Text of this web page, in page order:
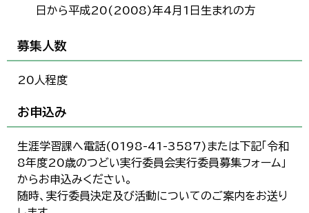
日から平成20(2008)年4月1日生まれの方
募集人数
20人程度
お申込み
生涯学習課へ電話(0198-41-3587)または下記「令和
8年度20歳のつどい実行委員会実行委員募集フォーム」
からお申込みください。
随時、実行委員決定及び活動についてのご案内をお送り